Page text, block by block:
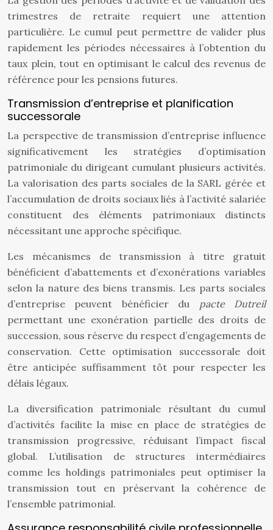
trimestres de retraite requiert une attention
particulière. Le cumul peut permettre de valider plus
rapidement les périodes nécessaires à l’obtention du
taux plein, tout en optimisant le calcul des revenus de
référence pour les pensions futures.
Transmission d’entreprise et planification
successorale
La perspective de transmission d’entreprise influence
significativement les stratégies d’optimisation
patrimoniale du dirigeant cumulant plusieurs activités.
La valorisation des parts sociales de la SARL gérée et
l’accumulation de droits sociaux liés à l’activité salariée
constituent des éléments patrimoniaux distincts
nécessitant une approche spécifique.
Les mécanismes de transmission à titre gratuit
bénéficient d’abattements et d’exonérations variables
selon la nature des biens transmis. Les parts sociales
d’entreprise peuvent bénéficier du pacte Dutreil
permettant une exonération partielle des droits de
succession, sous réserve du respect d’engagements de
conservation. Cette optimisation successorale doit
être anticipée suffisamment tôt pour respecter les
délais légaux.
La diversification patrimoniale résultant du cumul
d’activités facilite la mise en place de stratégies de
transmission progressive, réduisant l’impact fiscal
global. L’utilisation de structures intermédiaires
comme les holdings patrimoniales peut optimiser la
transmission tout en préservant la cohérence de
l’ensemble patrimonial.